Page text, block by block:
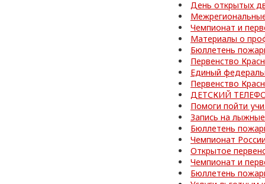
День открытых
Чемпионат и
Материалы о
Бюллетень
Первенство
Единый
Первенство
ДЕТСКИЙ
Помоги пойти
Запись на
Бюллетень
Чемпионат
Открытое
Чемпионат и
Бюллетень